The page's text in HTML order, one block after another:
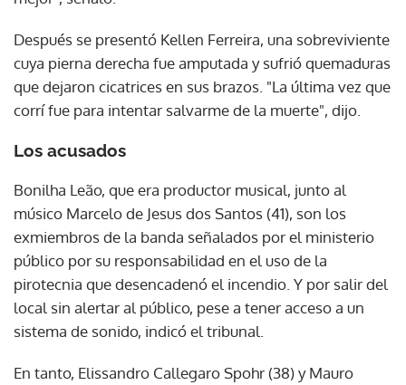
Después se presentó Kellen Ferreira, una sobreviviente
cuya pierna derecha fue amputada y sufrió quemaduras
que dejaron cicatrices en sus brazos. "La última vez que
corrí fue para intentar salvarme de la muerte", dijo.
Los acusados
Bonilha Leão, que era productor musical, junto al
músico Marcelo de Jesus dos Santos (41), son los
exmiembros de la banda señalados por el ministerio
público por su responsabilidad en el uso de la
pirotecnia que desencadenó el incendio. Y por salir del
local sin alertar al público, pese a tener acceso a un
sistema de sonido, indicó el tribunal.
En tanto, Elissandro Callegaro Spohr (38) y Mauro